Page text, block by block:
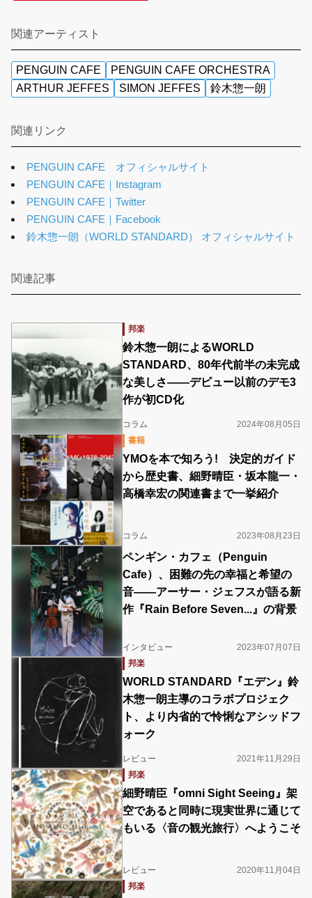
関連アーティスト
PENGUIN CAFE
PENGUIN CAFE ORCHESTRA
ARTHUR JEFFES
SIMON JEFFES 鈴木惣一朗
関連リンク
PENGUIN CAFE オフィシャルサイト
PENGUIN CAFE｜Instagram
PENGUIN CAFE｜Twitter
PENGUIN CAFE｜Facebook
鈴木惣一朗（WORLD STANDARD） オフィシャルサイト
関連記事
邦楽
鈴木惣一朗によるWORLD
STANDARD、80年代前半の未完成
な美しさ――デビュー以前のデモ3
作が初CD化
コラム
2024年08月05日
書籍
YMOを本で知ろう! 決定的ガイド
から歴史書、細野晴臣・坂本龍一・
高橋幸宏の関連書まで一挙紹介
コラム 2023年08月23日
ペンギン・カフェ（Penguin
Cafe）、困難の先の幸福と希望の
音――アーサー・ジェフスが語る新
作『Rain Before Seven...』の背景
インタビュー
2023年07月07日
邦楽
WORLD STANDARD『エデン』鈴
木惣一朗主導のコラボプロジェク
ト、より内省的で怜悧なアシッドフ
ォーク
レビュー
2021年11月29日
邦楽
細野晴臣『omni Sight Seeing』架
空であると同時に現実世界に通じて
もいる〈音の観光旅行〉へようこそ
レビュー
2020年11月04日
邦楽